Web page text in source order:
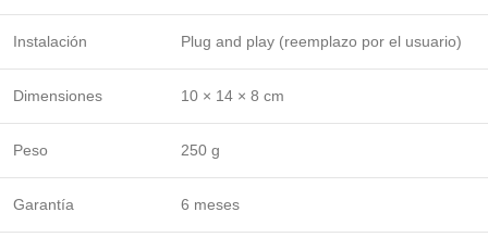
Instalación Plug and play (reemplazo por el usuario)
Dimensiones 10 × 14 × 8 cm
Peso 250 g
Garantía 6 meses